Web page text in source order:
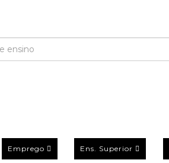
Emprego Ens. Superior